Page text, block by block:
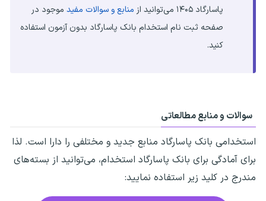
پاسارگاد ۱۴۰۵ می‌توانید از منابع و سوالات مفید موجود در
صفحه ثبت نام استخدام بانک پاسارگاد بدون آزمون استفاده
کنید.
سوالات و منابع مطالعاتی
استخدامی بانک پاسارگاد منابع جدید و مختلفی را دارا است. لذا
برای آمادگی برای بانک پاسارگاد استخدام، می‌توانید از بسته‌های
مندرج در کلید زیر استفاده نمایید: